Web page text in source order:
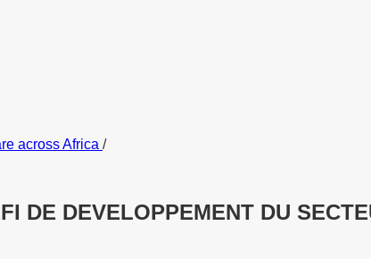
across Africa /
DE DEVELOPPEMENT DU